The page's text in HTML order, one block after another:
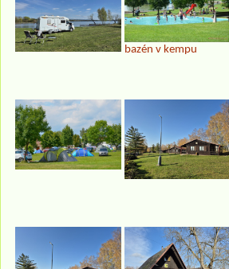
bazén v kempu